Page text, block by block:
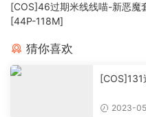
[COS]46过期米线线喵-新恶魔
[44P-118M]
猜你喜欢
[COS]131
2023-